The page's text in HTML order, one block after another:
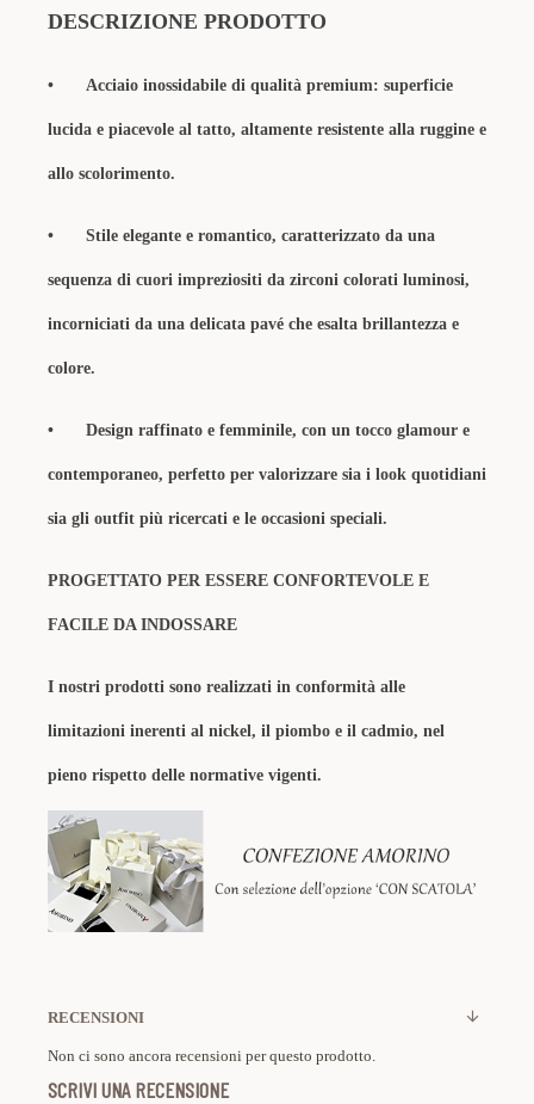
DESCRIZIONE PRODOTTO
• Acciaio inossidabile di qualità premium: superficie
lucida e piacevole al tatto, altamente resistente alla ruggine e
allo scolorimento.
• Stile elegante e romantico, caratterizzato da una
sequenza di cuori impreziositi da zirconi colorati luminosi,
incorniciati da una delicata pavé che esalta brillantezza e
colore.
• Design raffinato e femminile, con un tocco glamour e
contemporaneo, perfetto per valorizzare sia i look quotidiani
sia gli outfit più ricercati e le occasioni speciali.
PROGETTATO PER ESSERE CONFORTEVOLE E
FACILE DA INDOSSARE
I nostri prodotti sono realizzati in conformità alle
limitazioni inerenti al nickel, il piombo e il cadmio, nel
pieno rispetto delle normative vigenti.
RECENSIONI
Non ci sono ancora recensioni per questo prodotto.
SCRIVI UNA RECENSIONE